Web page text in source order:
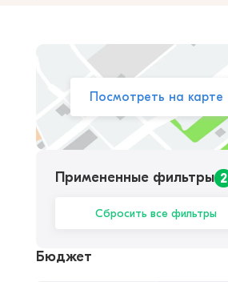
Посмотреть на карте
Примененные фильтры 2
Сбросить все фильтры
Бюджет